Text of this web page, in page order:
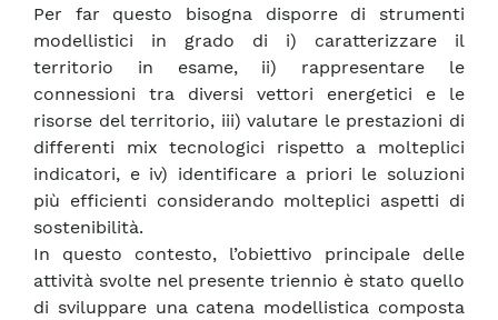
Per far questo bisogna disporre di strumenti
modellistici in grado di i) caratterizzare il
territorio in esame, ii) rappresentare le
connessioni tra diversi vettori energetici e le
risorse del territorio, iii) valutare le prestazioni di
differenti mix tecnologici rispetto a molteplici
indicatori, e iv) identificare a priori le soluzioni
più efficienti considerando molteplici aspetti di
sostenibilità.
In questo contesto, l’obiettivo principale delle
attività svolte nel presente triennio è stato quello
di sviluppare una catena modellistica composta